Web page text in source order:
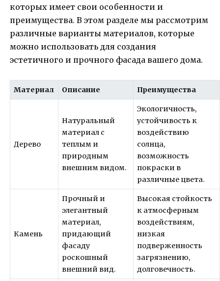
которых имеет свои особенности и
преимущества. В этом разделе мы рассмотрим
различные варианты материалов, которые
можно использовать для создания
эстетичного и прочного фасада вашего дома.
Материал Описание Преимущества
Дерево
Натуральный
материал с
теплым и
природным
внешним видом.
Экологичность,
устойчивость к
воздействию
солнца,
возможность
покраски в
различные цвета.
Камень
Прочный и
элегантный
материал,
придающий
фасаду
роскошный
внешний вид.
Высокая стойкость
к атмосферным
воздействиям,
низкая
подверженность
загрязнению,
долговечность.